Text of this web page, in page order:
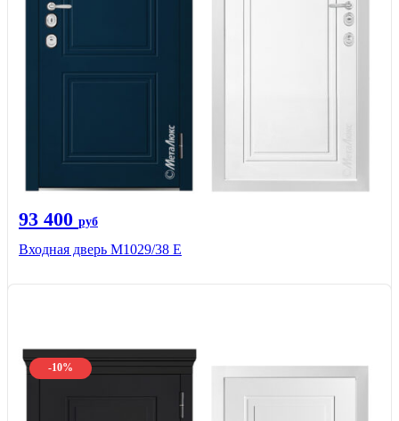
93 400 руб
Входная дверь М1029/38 E
-10%